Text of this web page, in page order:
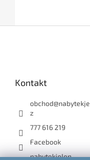
Kontakt
obchod@
z
777 616 219
Facebook
nabytekjelen